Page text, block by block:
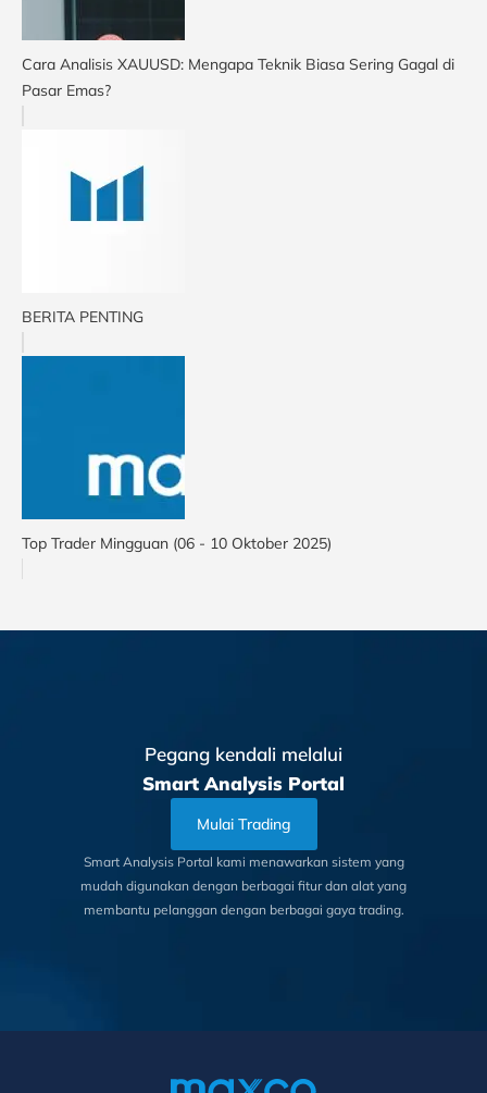
Cara Analisis XAUUSD: Mengapa Teknik Biasa Sering Gagal di
Pasar Emas?
BERITA PENTING
Top Trader Mingguan (06 - 10 Oktober 2025)
Pegang kendali melalui
Smart Analysis Portal
Mulai Trading
Smart Analysis Portal kami menawarkan sistem yang
mudah digunakan dengan berbagai fitur dan alat yang
membantu pelanggan dengan berbagai gaya trading.